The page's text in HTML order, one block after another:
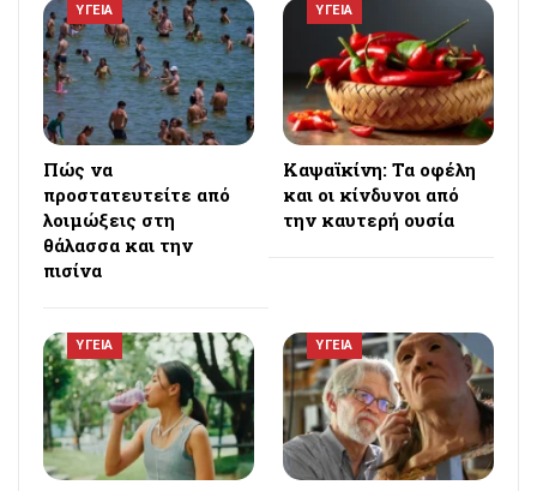
ΥΓΕΙΑ
Πώς να
προστατευτείτε από
λοιμώξεις στη
θάλασσα και την
πισίνα
ΥΓΕΙΑ
Καψαϊκίνη: Τα οφέλη
και οι κίνδυνοι από
την καυτερή ουσία
ΥΓΕΙΑ ΥΓΕΙΑ